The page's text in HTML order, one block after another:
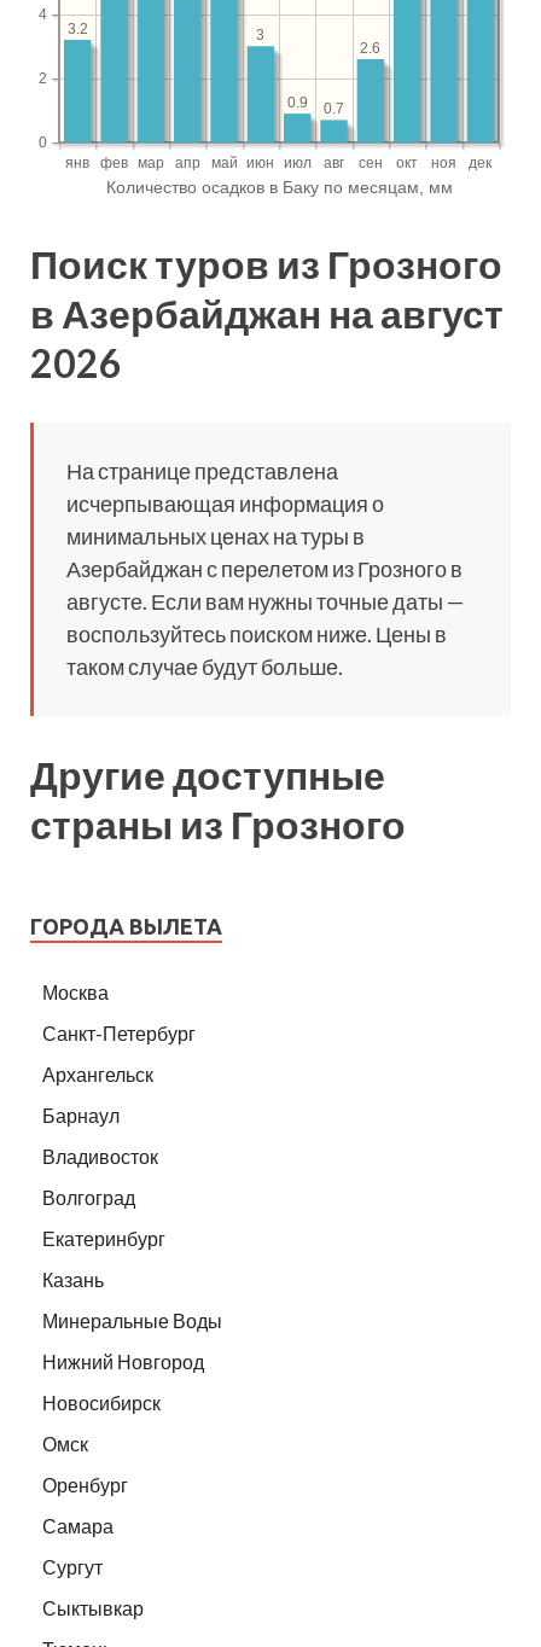
Поиск туров из Грозного
в Азербайджан на август
2026
На странице представлена
исчерпывающая информация о
минимальных ценах на туры в
Азербайджан с перелетом из Грозного в
августе. Если вам нужны точные даты —
воспользуйтесь поиском ниже. Цены в
таком случае будут больше.
Другие доступные
страны из Грозного
ГОРОДА ВЫЛЕТА
Москва
Санкт-Петербург
Архангельск
Барнаул
Владивосток
Волгоград
Екатеринбург
Казань
Минеральные Воды
Нижний Новгород
Новосибирск
Омск
Оренбург
Самара
Сургут
Сыктывкар